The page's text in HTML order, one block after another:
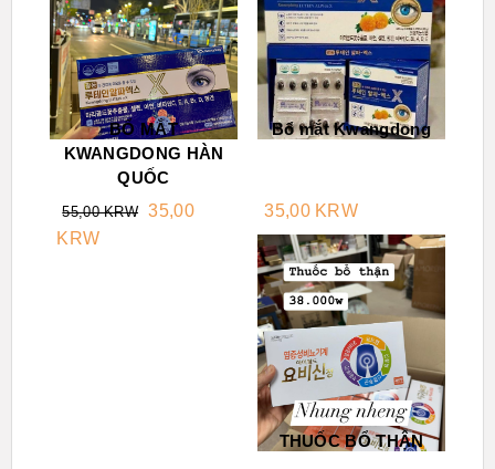
BỔ MẮT
KWANGDONG HÀN
QUỐC
55,00 KRW
35,00
KRW
Bổ mắt Kwangdong
35,00 KRW
THUỐC BỔ THẬN